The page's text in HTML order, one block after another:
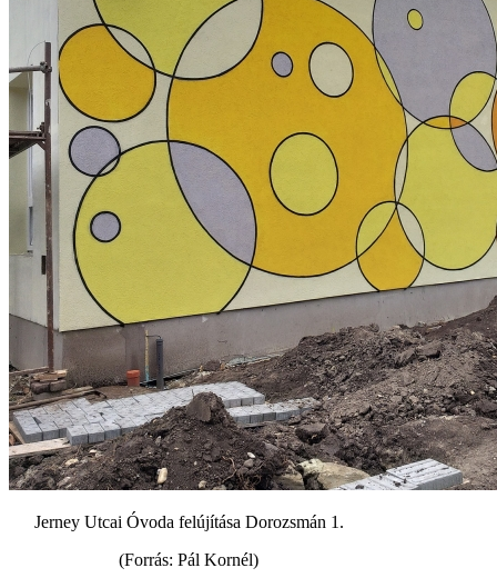
Jerney Utcai Óvoda felújítása Dorozsmán 1.
(Forrás: Pál Kornél)